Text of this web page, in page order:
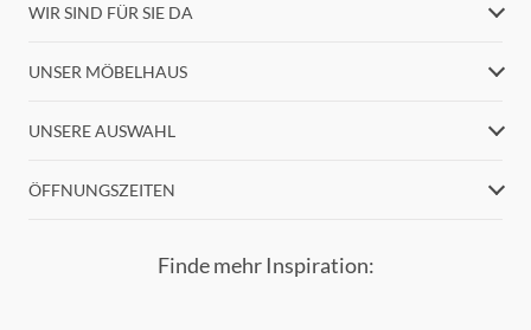
WIR SIND FÜR SIE DA
UNSER MÖBELHAUS
UNSERE AUSWAHL
ÖFFNUNGSZEITEN
Finde mehr Inspiration: